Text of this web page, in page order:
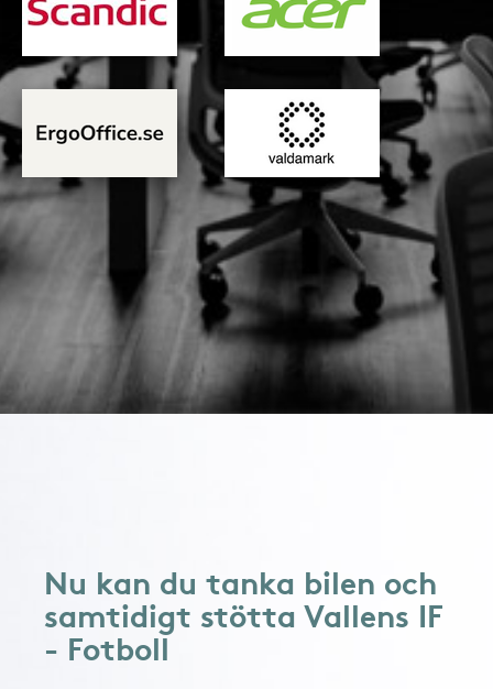
Nu kan du tanka bilen och
samtidigt stötta Vallens IF
- Fotboll